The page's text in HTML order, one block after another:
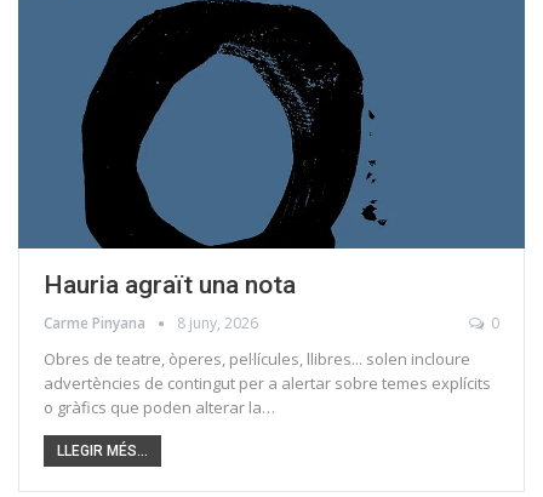
Hauria agraït una nota
Carme Pinyana 8 juny, 2026 0
Obres de teatre, òperes, pel·lícules, llibres... solen incloure
advertències de contingut per a alertar sobre temes explícits
o gràfics que poden alterar la…
LLEGIR MÉS...